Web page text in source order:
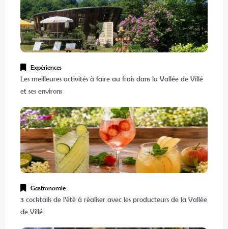
Expériences
Les meilleures activités à faire au frais dans la Vallée de Villé
et ses environs
Gastronomie
3 cocktails de l’été à réaliser avec les producteurs de la Vallée
de Villé